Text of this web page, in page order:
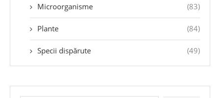
Microorganisme (83)
Plante (84)
Specii dispărute (49)